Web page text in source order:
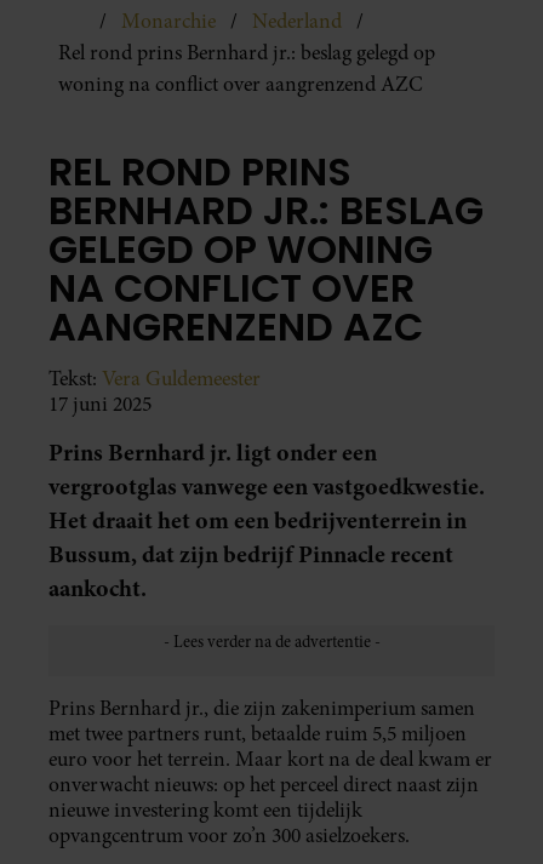
Monarchie
Nederland
Rel rond prins Bernhard jr.: beslag gelegd op
woning na conflict over aangrenzend AZC
REL ROND PRINS
BERNHARD JR.: BESLAG
GELEGD OP WONING
NA CONFLICT OVER
AANGRENZEND AZC
Tekst: Vera Guldemeester
17 juni 2025
Prins Bernhard jr. ligt onder een
vergrootglas vanwege een vastgoedkwestie.
Het draait het om een bedrijventerrein in
Bussum, dat zijn bedrijf Pinnacle recent
aankocht.
Prins Bernhard jr., die zijn zakenimperium samen
met twee partners runt, betaalde ruim 5,5 miljoen
euro voor het terrein. Maar kort na de deal kwam er
onverwacht nieuws: op het perceel direct naast zijn
nieuwe investering komt een tijdelijk
opvangcentrum voor zo’n 300 asielzoekers.